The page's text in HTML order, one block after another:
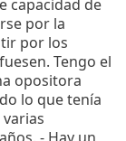
capacidad de
por la
por los
Tengo el
opositora
lo que tenía
- Hay un